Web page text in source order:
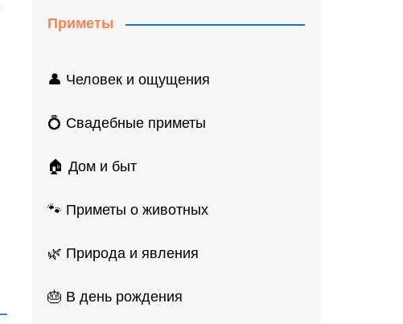
Приметы
👤 Человек и ощущения
💍 Свадебные приметы
🏠 Дом и быт
🐾 Приметы о животных
🌿 Природа и явления
🎂 В день рождения